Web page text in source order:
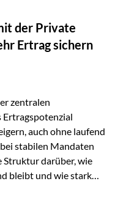
guter Musik und
der Private
Ertrag sichern
zentralen
Ertragspotenzial
auch ohne laufend
stabilen Mandaten
Struktur darüber, wie
bleibt und wie stark
deutlich.